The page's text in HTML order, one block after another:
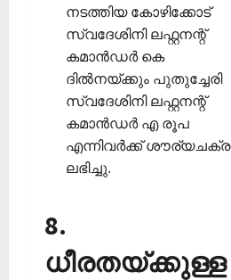
നടത്തിയ കോഴിക്കോട്
സ്വദേശിനി ലഫ്റ്റനന്റ്
കമാന്‍ഡര്‍ കെ
ദില്‍നയ്ക്കും പുതുച്ചേരി
സ്വദേശിനി ലഫ്റ്റനന്റ്
കമാന്‍ഡര്‍ എ രൂപ
എന്നിവര്‍ക്ക് ശൗര്യചക്ര
ലഭിച്ചു.
8.
ധീരതയ്ക്കുള്ള